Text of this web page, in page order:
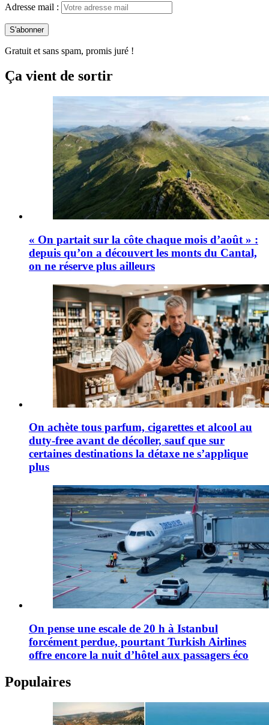
Adresse mail :
Gratuit et sans spam, promis juré !
Ça vient de sortir
« On partait sur la côte chaque mois d’août » :
depuis qu’on a découvert les monts du Cantal,
on ne réserve plus ailleurs
On achète tous parfum, cigarettes et alcool au
duty-free avant de décoller, sauf que sur
certaines destinations la détaxe ne s’applique
plus
On pense une escale de 20 h à Istanbul
forcément perdue, pourtant Turkish Airlines
offre encore la nuit d’hôtel aux passagers éco
Populaires